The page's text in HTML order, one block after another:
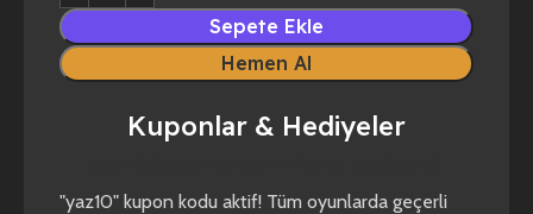
Sepete Ekle
Hemen Al
Kuponlar & Hediyeler
"yaz10" kupon kodu aktif! Tüm oyunlarda geçerli